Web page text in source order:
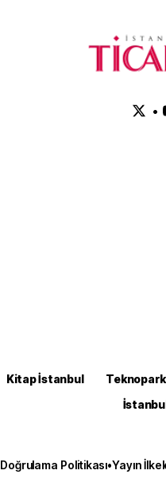
•
Kitap İstanbul
Doğrulama Politikası•Yayın